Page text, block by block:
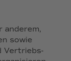
anderem,
sowie
Vertriebs-